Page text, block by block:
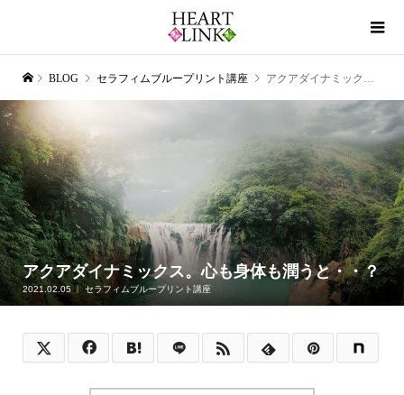
BLOG セラフィムブループリント講座 アクアダイナミックス。心も身体も潤うと・・？
アクアダイナミックス。心も身体も潤うと・・？
2021.02.05 セラフィムブループリント講座